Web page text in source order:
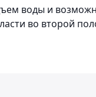
воды и
во второй